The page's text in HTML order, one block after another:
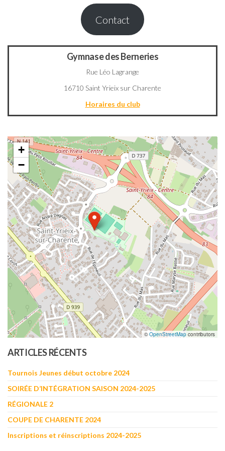
Contact
Gymnase des Berneries
Rue Léo Lagrange
16710 Saint Yrieix sur Charente
Horaires du club
+
−
©OpenStreetMap contributors
ARTICLES RÉCENTS
Tournois Jeunes début octobre 2024
SOIRÉE D’INTÉGRATION SAISON 2024-2025
RÉGIONALE 2
COUPE DE CHARENTE 2024
Inscriptions et réinscriptions 2024-2025